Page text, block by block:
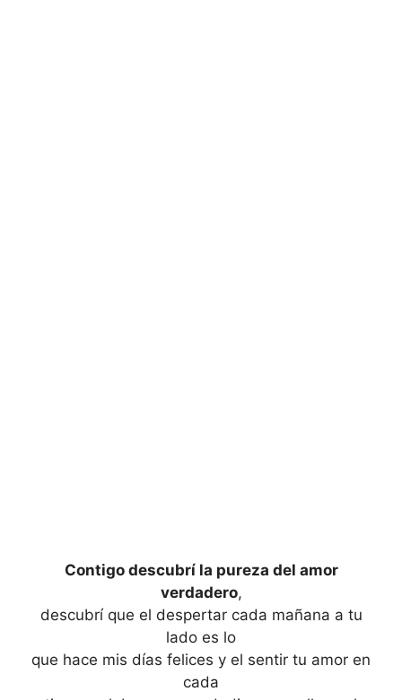
Contigo descubrí la pureza del amor
verdadero,
descubrí que el despertar cada mañana a tu
lado es lo
que hace mis días felices y el sentir tu amor en
cada